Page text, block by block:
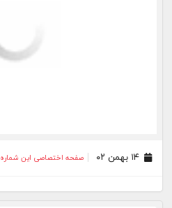
۱۴ بهمن ۰۲ صفحه اختصاصی این شماره